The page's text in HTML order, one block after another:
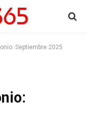
Septiembre 2025